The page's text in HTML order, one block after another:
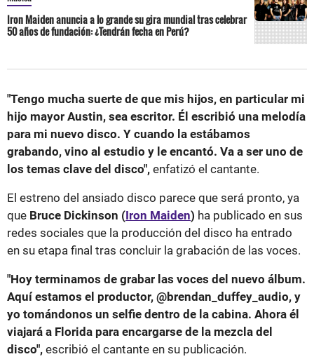
Iron Maiden anuncia a lo grande su gira mundial tras celebrar
50 años de fundación: ¿Tendrán fecha en Perú?
"Tengo mucha suerte de que mis hijos, en particular mi
hijo mayor Austin, sea escritor. Él escribió una melodía
para mi nuevo disco. Y cuando la estábamos
grabando, vino al estudio y le encantó. Va a ser uno de
los temas clave del disco", enfatizó el cantante.
El estreno del ansiado disco parece que será pronto, ya
que Bruce Dickinson (Iron Maiden) ha publicado en sus
redes sociales que la producción del disco ha entrado
en su etapa final tras concluir la grabación de las voces.
"Hoy terminamos de grabar las voces del nuevo álbum.
Aquí estamos el productor, @brendan_duffey_audio, y
yo tomándonos un selfie dentro de la cabina. Ahora él
viajará a Florida para encargarse de la mezcla del
disco", escribió el cantante en su publicación.